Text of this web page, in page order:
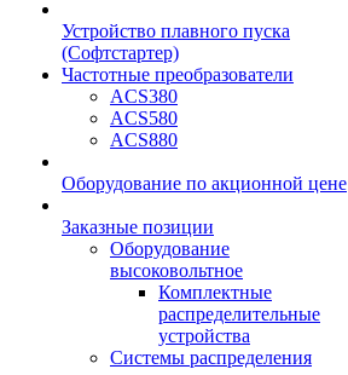
Устройство плавного пуска
(Софтстартер)
Частотные преобразователи
ACS380
ACS580
ACS880
Оборудование по акционной цене
Заказные позиции
Оборудование
высоковольтное
Комплектные
распределительные
устройства
Системы распределения